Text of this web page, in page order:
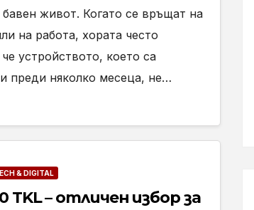
живот. Когато се връщат на
на работа, хората често
устройството, което са
преди няколко месеца, не…
& DIGITAL
TKL – отличен избор за